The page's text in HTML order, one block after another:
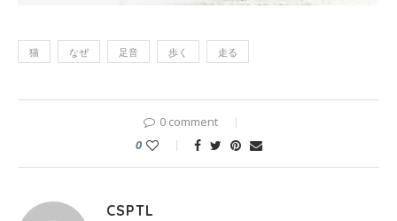
猫 なぜ 足音 歩く 走る
0 comment
0
CSPTL